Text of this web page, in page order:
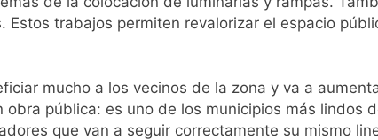
mínimas cercanas a 1°C
trabajos permiten revalorizar el espacio
mucho a los vecinos de la zona y va a
pública: es uno de los municipios más lindos
que van a seguir correctamente su mismo